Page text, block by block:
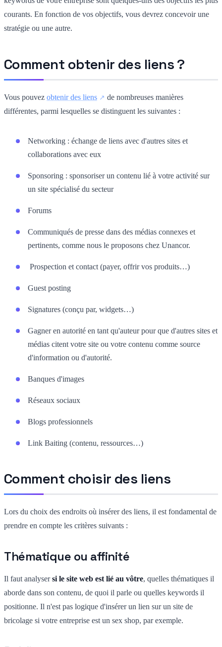
courants. En fonction de vos objectifs, vous devrez concevoir une
stratégie ou une autre.
Comment obtenir des liens ?
Vous pouvez obtenir des liens
de nombreuses manières
différentes, parmi lesquelles se distinguent les suivantes :
Networking : échange de liens avec d'autres sites et
collaborations avec eux
Sponsoring : sponsoriser un contenu lié à votre activité sur
un site spécialisé du secteur
Forums
Communiqués de presse dans des médias connexes et
pertinents, comme nous le proposons chez Unancor.
Prospection et contact (payer, offrir vos produits…)
Guest posting
Signatures (conçu par, widgets…)
Gagner en autorité en tant qu'auteur pour que d'autres sites et
médias citent votre site ou votre contenu comme source
d'information ou d'autorité.
Banques d'images
Réseaux sociaux
Blogs professionnels
Link Baiting (contenu, ressources…)
Comment choisir des liens
Lors du choix des endroits où insérer des liens, il est fondamental de
prendre en compte les critères suivants :
Thématique ou affinité
Il faut analysersi le site web est lié au vôtre, quelles thématiques il
aborde dans son contenu, de quoi il parle ou quelles keywords il
positionne. Il n'est pas logique d'insérer un lien sur un site de
bricolage si votre entreprise est un sex shop, par exemple.